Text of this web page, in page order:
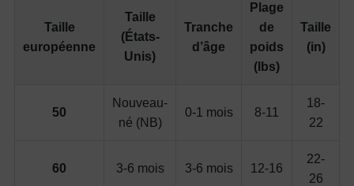
Taille
européenne
Taille
(États-
Unis)
Tranche
d’âge
Plage
de
poids
(lbs)
Taille
(in)
50
Nouveau-
né (NB)
0-1 mois 8-11
18-
22
60 3-6 mois 3-6 mois 12-16
22-
26